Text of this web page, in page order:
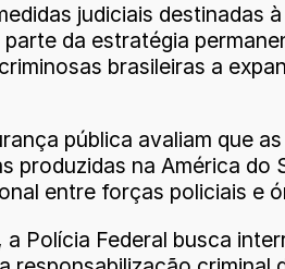
judiciais
da estratégia
brasileiras a
pública avaliam que
produzidas na América
entre forças policiais e
Polícia Federal busca